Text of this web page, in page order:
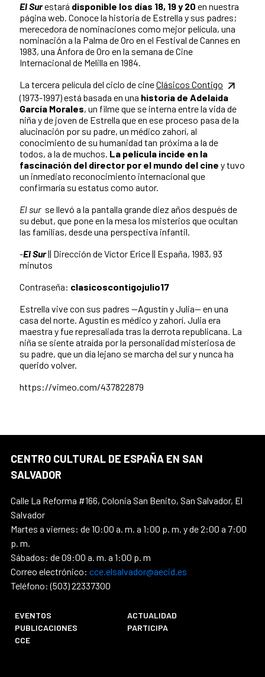
El Surestará disponible los días 18, 19 y 20 en nuestra
página web. Conoce la historia de Estrella y sus padres;
merecedora de nominaciones como mejor película, una
nominación a la Palma de Oro en el Festival de Cannes en
1983, una Ánfora de Oro en la semana de Cine
Internacional de Melilla en 1984.
La tercera película del ciclo de cineClásicos Contigo
(1973-1997) está basada en una historia de Adelaida
García Morales, un filme que se interna entre la vida de
niña y de joven de Estrella que en ese proceso pasa de la
alucinación por su padre, un médico zahorí, al
conocimiento de su humanidad tan próxima a la de
todos, a la de muchos. La película incide en la
fascinación del director por el mundo del cine y tuvo
un inmediato reconocimiento internacional que
confirmaría su estatus como autor.
El sur se llevó a la pantalla grande diez años después de
su debut, que pone en la mesa los misterios que ocultan
las familias, desde una perspectiva infantil.
-El Sur|| Dirección de Víctor Erice || España, 1983, 93
minutos
Contraseña: clasicoscontigojulio17
Estrella vive con sus padres —Agustín y Julia— en una
casa del norte. Agustín es médico y zahorí. Julia era
maestra y fue represaliada tras la derrota republicana. La
niña se siente atraída por la personalidad misteriosa de
su padre, que un día lejano se marcha del sur y nunca ha
querido volver.
https://vimeo.com/437822879
CENTRO CULTURAL DE ESPAÑA EN SAN
SALVADOR
Calle La Reforma #166, Colonia San Benito, San Salvador, El
Salvador
Martes a viernes: de 10:00 a. m. a 1:00 p. m. y de 2:00 a 7:00
p. m.
Sábados: de 09:00 a. m. a 1:00 p. m
Correo electrónico: cce.elsalvador@aecid.es
Teléfono: (503) 22337300
EVENTOS
ACTUALIDAD
PUBLICACIONES
PARTICIPA
CCE